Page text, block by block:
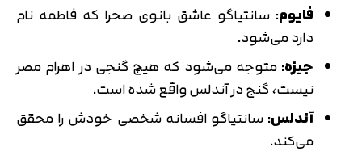
فایوم: سانتیاگو عاشق بانوی صحرا که فاطمه نام
دارد می‌شود.
جیزه: متوجه می‌شود که هیچ گنجی در اهرام مصر
نیست، گنج در آندلس واقع شده است.
آندلس: سانتیاگو افسانه شخصی خودش را محقق
می‌کند.